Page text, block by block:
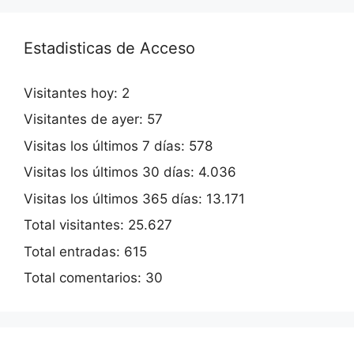
Estadisticas de Acceso
Visitantes hoy: 2
Visitantes de ayer: 57
Visitas los últimos 7 días: 578
Visitas los últimos 30 días: 4.036
Visitas los últimos 365 días: 13.171
Total visitantes: 25.627
Total entradas: 615
Total comentarios: 30